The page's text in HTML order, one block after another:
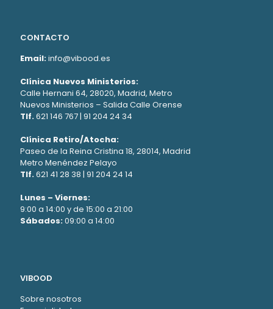
CONTACTO
Email:info@vibood.es
Clínica Nuevos Ministerios:
Calle Hernani 64, 28020, Madrid, Metro
Nuevos Ministerios – Salida Calle Orense
Tlf.621 146 767 | 91 204 24 34
Clínica Retiro/Atocha:
Paseo de la Reina Cristina 18, 28014, Madrid
Metro Menéndez Pelayo
Tlf.621 41 28 38 | 91 204 24 14
Lunes – Viernes:
9:00 a 14:00 y de 15:00 a 21:00
Sábados:09:00 a 14:00
VIBOOD
Sobre nosotros